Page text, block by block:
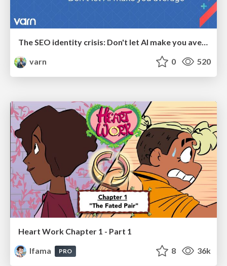
varn
0 520
Heart Work Chapter 1 - Part 1
lfama
PRO 8 36k